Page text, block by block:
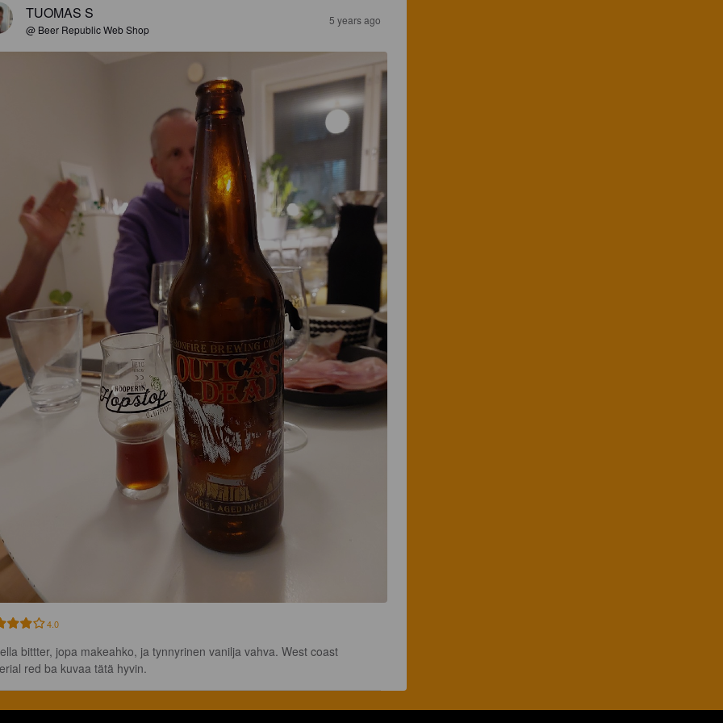
TUOMAS S
@ Beer Republic Web Shop
5 years ago
4.0
bittter, jopa makeahko, ja tynnyrinen vanilja vahva. West coast
red ba kuvaa tätä hyvin.